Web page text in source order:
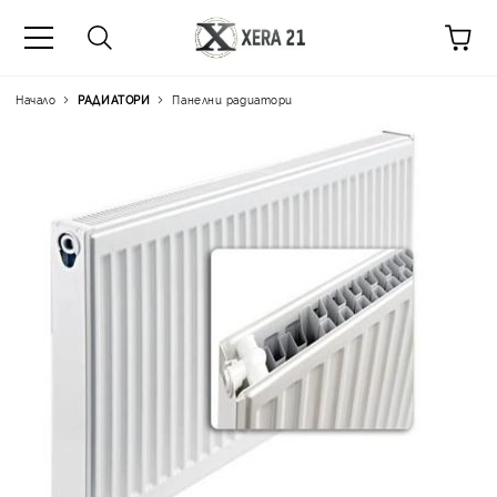
Начало РАДИАТОРИ Панелни радиатори